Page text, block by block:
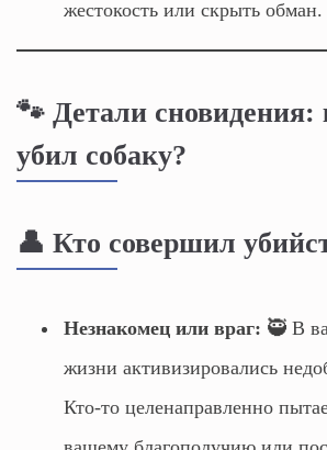
жестокость или скрыть обман.
🐾 Детали сновидения:
убил собаку?
👤 Кто совершил
Незнакомец или враг: 🥷 В
жизни активизировались
Кто-то целенаправленно